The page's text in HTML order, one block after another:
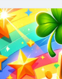
『葬
リサ
山梨
青森